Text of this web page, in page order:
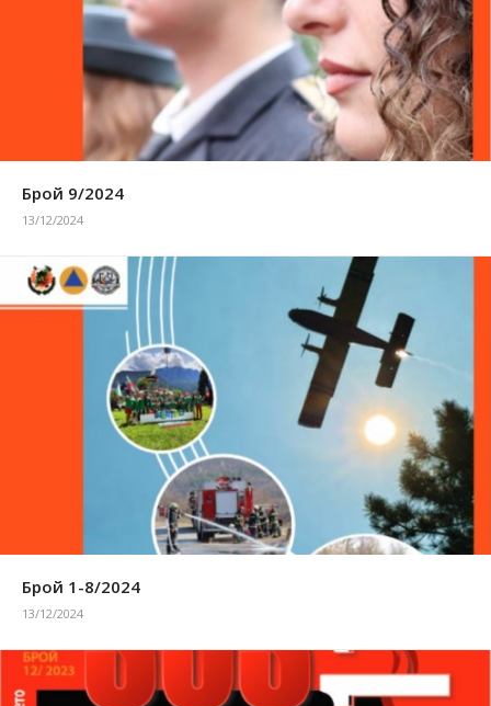
Брой 9/2024
13/12/2024
Брой 1-8/2024
13/12/2024